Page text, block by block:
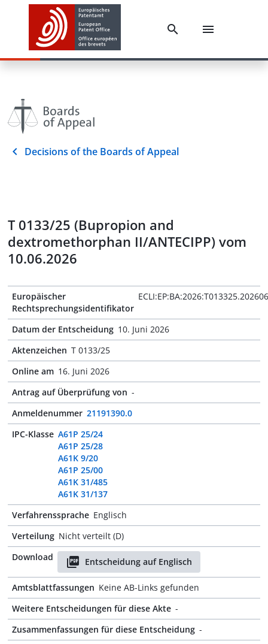
Decisions of the Boards of Appeal
T 0133/25 (Bupropion and
dextromethorphan II/ANTECIPP) vom
10.06.2026
Europäischer
Rechtsprechungsidentifikator
Datum der Entscheidung 10. Juni 2026
Aktenzeichen T 0133/25
Online am 16. Juni 2026
Antrag auf Überprüfung von -
Anmeldenummer 21191390.0
IPC-Klasse A61P 25/24
A61P 25/28
A61K 9/20
A61P 25/00
A61K 31/485
A61K 31/137
Verfahrenssprache Englisch
Verteilung Nicht verteilt (D)
Download
Entscheidung auf Englisch
Amtsblattfassungen Keine AB-Links gefunden
Weitere Entscheidungen für diese Akte -
Zusammenfassungen für diese Entscheidung -